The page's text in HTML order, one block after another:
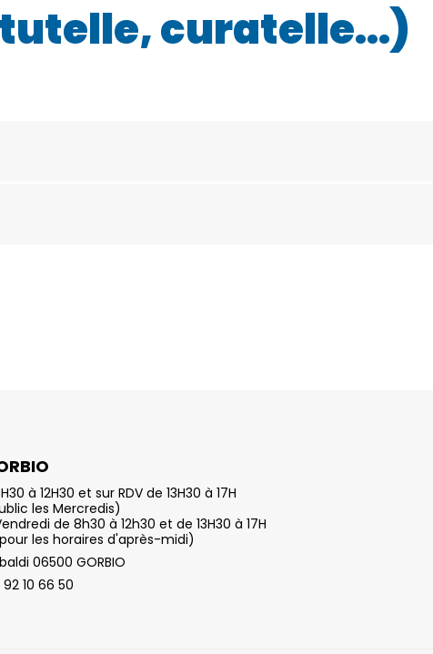
curatelle…)
à 12H30 et sur RDV de 13H30 à 17H
les Mercredis)
de 8h30 à 12h30 et de 13H30 à 17H
les horaires d'après-midi)
06500 GORBIO
10 66 50